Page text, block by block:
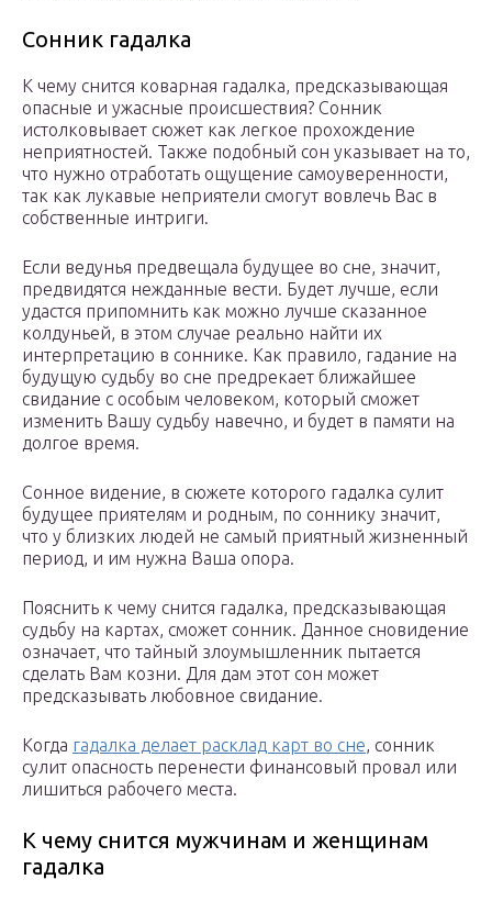
Сонник гадалка
К чему снится коварная гадалка, предсказывающая
опасные и ужасные происшествия? Сонник
истолковывает сюжет как легкое прохождение
неприятностей. Также подобный сон указывает на то,
что нужно отработать ощущение самоуверенности,
так как лукавые неприятели смогут вовлечь Вас в
собственные интриги.
Если ведунья предвещала будущее во сне, значит,
предвидятся нежданные вести. Будет лучше, если
удастся припомнить как можно лучше сказанное
колдуньей, в этом случае реально найти их
интерпретацию в соннике. Как правило, гадание на
будущую судьбу во сне предрекает ближайшее
свидание с особым человеком, который сможет
изменить Вашу судьбу навечно, и будет в памяти на
долгое время.
Сонное видение, в сюжете которого гадалка сулит
будущее приятелям и родным, по соннику значит,
что у близких людей не самый приятный жизненный
период, и им нужна Ваша опора.
Пояснить к чему снится гадалка, предсказывающая
судьбу на картах, сможет сонник. Данное сновидение
означает, что тайный злоумышленник пытается
сделать Вам козни. Для дам этот сон может
предсказывать любовное свидание.
Когда гадалка делает расклад карт во сне, сонник
сулит опасность перенести финансовый провал или
лишиться рабочего места.
К чему снится мужчинам и женщинам
гадалка